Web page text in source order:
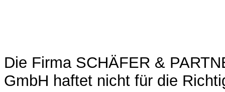
Die Firma SCHÄFER &
GmbH haftet nicht für die